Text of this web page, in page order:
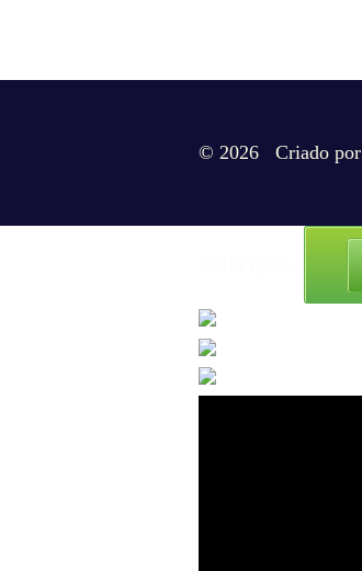
© 2026 Criado por